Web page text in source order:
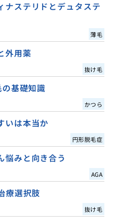
ナステリドとデュタステ
薄毛
外用薬
抜け毛
基礎知識
かつら
いは本当か
円形脱毛症
悩みと向き合う
AGA
療選択肢
抜け毛